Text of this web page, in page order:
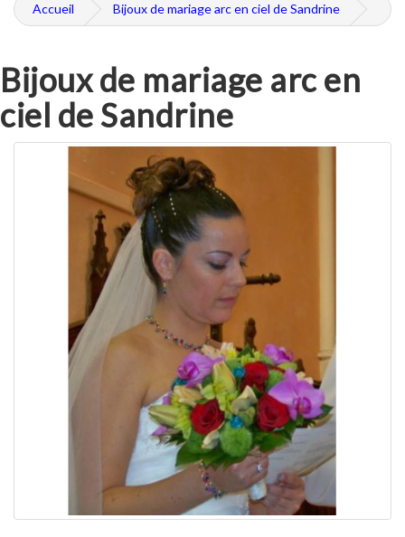
Accueil Bijoux de mariage arc en ciel de Sandrine
Bijoux de mariage arc en
ciel de Sandrine